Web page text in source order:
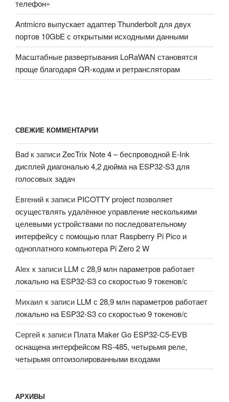
телефон»
Antmicro выпускает адаптер Thunderbolt для двух
портов 10GbE с открытыми исходными данными
Масштабные развертывания LoRaWAN становятся
проще благодаря QR-кодам и ретрансляторам
СВЕЖИЕ КОММЕНТАРИИ
Bad к записиZecTrix Note 4 – беспроводной E-Ink
дисплей диагональю 4,2 дюйма на ESP32-S3 для
голосовых задач
Евгений к записи PICOTTY project позволяет
осуществлять удалённое управление несколькими
целевыми устройствами по последовательному
интерфейсу с помощью плат Raspberry Pi Pico и
одноплатного компьютера Pi Zero 2 W
Alex к записи LLM с 28,9 млн параметров работает
локально на ESP32-S3 со скоростью 9 токенов/с
Михаил к записи LLM с 28,9 млн параметров работает
локально на ESP32-S3 со скоростью 9 токенов/с
Сергей к записи Плата Maker Go ESP32-C5-EVB
оснащена интерфейсом RS-485, четырьмя реле,
четырьмя оптоизолированными входами
АРХИВЫ